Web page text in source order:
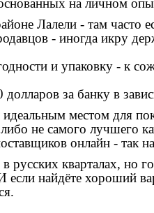
на личном
Лалели - там часто
- иногда икру
и упаковку - к
за банку в
местом для
не самого лучшего
онлайн - так
кварталах, но
если найдёте хороший